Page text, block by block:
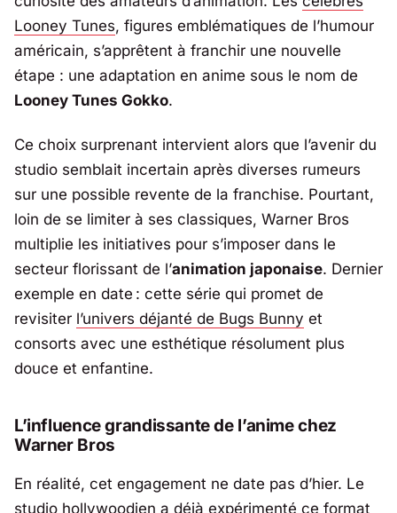
Looney Tunes, figures emblématiques de l’humour
américain, s’apprêtent à franchir une nouvelle
étape : une adaptation en anime sous le nom de
Looney Tunes Gokko.
Ce choix surprenant intervient alors que l’avenir du
studio semblait incertain après diverses rumeurs
sur une possible revente de la franchise. Pourtant,
loin de se limiter à ses classiques, Warner Bros
multiplie les initiatives pour s’imposer dans le
secteur florissant de l’animation japonaise. Dernier
exemple en date : cette série qui promet de
revisiter l’univers déjanté de Bugs Bunny et
consorts avec une esthétique résolument plus
douce et enfantine.
L’influence grandissante de l’anime chez
Warner Bros
En réalité, cet engagement ne date pas d’hier. Le
studio hollywoodien a déjà expérimenté ce format